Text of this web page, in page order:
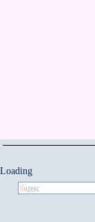
Loading